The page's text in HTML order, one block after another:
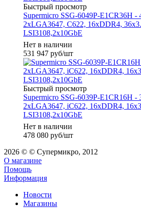
Быстрый просмотр
Supermicro SSG-6049P-E1CR36H -
2xLGA3647, C622, 16xDDR4,
LSI3108,2x10GbE
Нет в наличии
531 947 руб/шт
Быстрый просмотр
Supermicro SSG-6039P-E1CR16H -
2xLGA3647, iC622, 16xDDR4,
LSI3108,2x10GbE
Нет в наличии
478 080 руб/шт
2026 © © Супермикро, 2012
О магазине
Помощь
Информация
Новости
Магазины